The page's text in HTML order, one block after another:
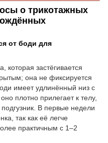
о трикотажных
от боди для
которая застёгивается
она не фиксируется
имеет удлинённый низ с
плотно прилегает к телу,
В первые недели
так как её легче
практичным с 1–2